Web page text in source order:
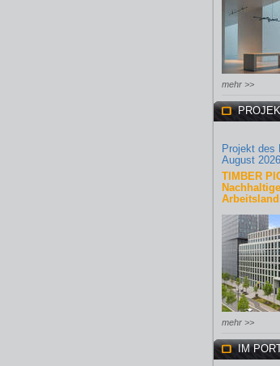
mehr >>
Projekt des
August 2026
TIMBER
Nachhaltige
mehr >>
IM